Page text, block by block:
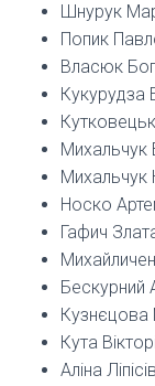
Шнурук
Попик
Власюк
Кукурудза
Михальчук
Михальчук
Носко
Гафич
Бескурний
Кузнєцова
Кута
Аліна